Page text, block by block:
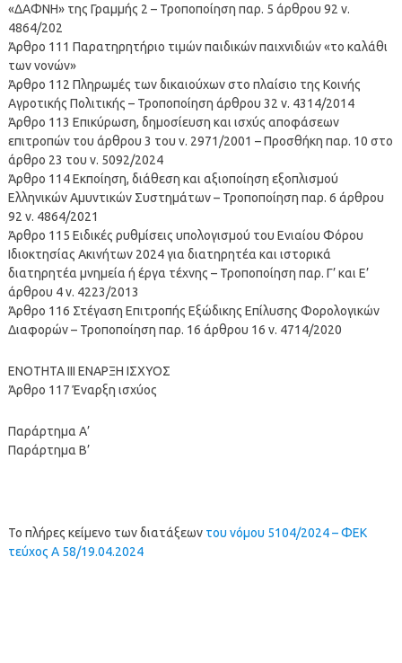
«ΔΑΦΝΗ» της Γραμμής 2 – Τροποποίηση παρ. 5 άρθρου 92 ν.
4864/202
Άρθρο 111 Παρατηρητήριο τιμών παιδικών παιχνιδιών «το καλάθι
των νονών»
Άρθρο 112 Πληρωμές των δικαιούχων στο πλαίσιο της Κοινής
Αγροτικής Πολιτικής – Τροποποίηση άρθρου 32 ν. 4314/2014
Άρθρο 113 Επικύρωση, δημοσίευση και ισχύς αποφάσεων
επιτροπών του άρθρου 3 του ν. 2971/2001 – Προσθήκη παρ. 10 στο
άρθρο 23 του ν. 5092/2024
Άρθρο 114 Εκποίηση, διάθεση και αξιοποίηση εξοπλισμού
Ελληνικών Αμυντικών Συστημάτων – Τροποποίηση παρ. 6 άρθρου
92 ν. 4864/2021
Άρθρο 115 Ειδικές ρυθμίσεις υπολογισμού του Ενιαίου Φόρου
Ιδιοκτησίας Ακινήτων 2024 για διατηρητέα και ιστορικά
διατηρητέα μνημεία ή έργα τέχνης – Τροποποίηση παρ. Γ’ και Ε’
άρθρου 4 ν. 4223/2013
Άρθρο 116 Στέγαση Επιτροπής Εξώδικης Επίλυσης Φορολογικών
Διαφορών – Τροποποίηση παρ. 16 άρθρου 16 ν. 4714/2020
ΕΝΟΤΗΤΑ III ΕΝΑΡΞΗ ΙΣΧΥΟΣ
Άρθρο 117 Έναρξη ισχύος
Παράρτημα Α’
Παράρτημα Β’
Το πλήρες κείμενο των διατάξεων του νόμου 5104/2024 – ΦΕΚ
τεύχος Α 58/19.04.2024